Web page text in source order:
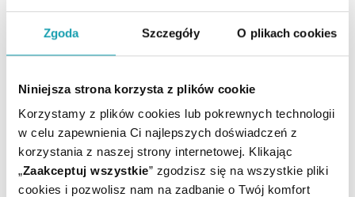
Zgoda Szczegóły O plikach cookies
Niniejsza strona korzysta z plików cookie
Korzystamy z plików cookies lub pokrewnych technologii
w celu zapewnienia Ci najlepszych doświadczeń z
korzystania z naszej strony internetowej. Klikając
„Zaakceptuj wszystkie” zgodzisz się na wszystkie pliki
cookies i pozwolisz nam na zadbanie o Twój komfort
spędzać czas w gronie rodzinnym.
WRÓĆ DO CZYTELNI